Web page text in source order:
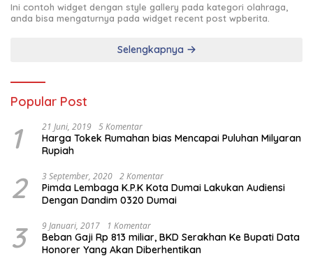
Ini contoh widget dengan style gallery pada kategori olahraga,
anda bisa mengaturnya pada widget recent post wpberita.
Selengkapnya
Popular Post
1 21 Juni, 2019 5 Komentar
Harga Tokek Rumahan bias Mencapai Puluhan Milyaran
Rupiah
2 3 September, 2020 2 Komentar
Pimda Lembaga K.P.K Kota Dumai Lakukan Audiensi
Dengan Dandim 0320 Dumai
3 9 Januari, 2017 1 Komentar
Beban Gaji Rp 813 miliar, BKD Serakhan Ke Bupati Data
Honorer Yang Akan Diberhentikan